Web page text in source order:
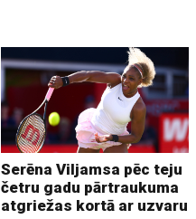
Serēna Viljamsa pēc teju
četru gadu pārtraukuma
atgriežas kortā ar uzvaru